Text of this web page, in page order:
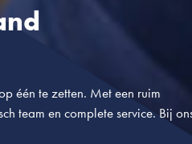
één te zetten. Met een ruim
team en complete service. Bij